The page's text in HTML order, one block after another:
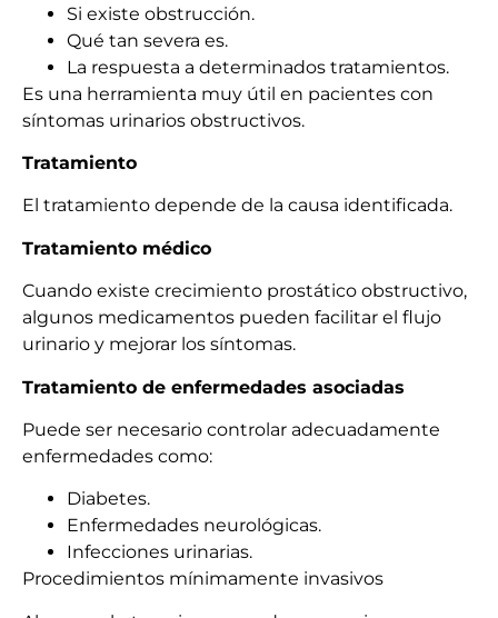
Si existe obstrucción.
Qué tan severa es.
La respuesta a determinados tratamientos.
Es una herramienta muy útil en pacientes con
síntomas urinarios obstructivos.
Tratamiento
El tratamiento depende de la causa identificada.
Tratamiento médico
Cuando existe crecimiento prostático obstructivo,
algunos medicamentos pueden facilitar el flujo
urinario y mejorar los síntomas.
Tratamiento de enfermedades asociadas
Puede ser necesario controlar adecuadamente
enfermedades como:
Diabetes.
Enfermedades neurológicas.
Infecciones urinarias.
Procedimientos mínimamente invasivos